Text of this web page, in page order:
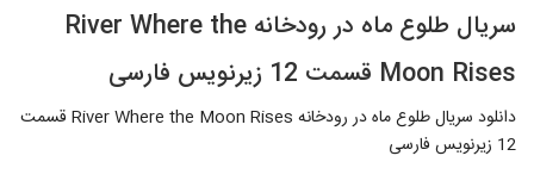
سریال طلوع ماه در رودخانه River Where the
Moon Rises قسمت 12 زیرنویس فارسی
دانلود سریال طلوع ماه در رودخانه River Where the Moon Rises قسمت
12 زیرنویس فارسی